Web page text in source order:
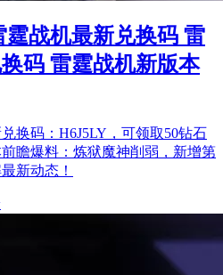
战机最新兑换码 雷
码 雷霆战机新版本
换码：H6J5LY，可领取50钻石
瞻爆料：炼狱魔神削弱，新增第
新动态！